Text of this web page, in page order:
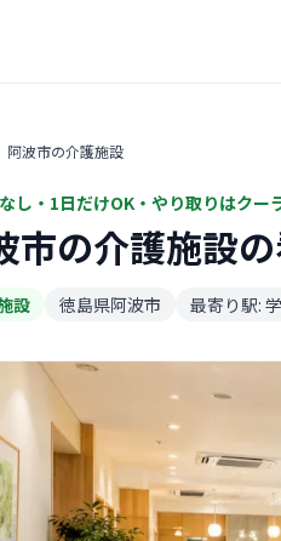
阿波市の介護施設
し・1日だけOK・やり取りはクー
市の介護施設
設 徳島県阿波市 最寄り駅: